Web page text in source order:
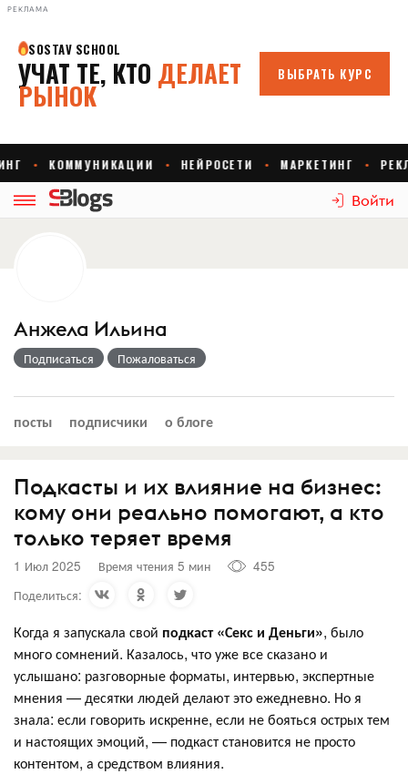
РЕКЛАМА
Войти
Анжела Ильина
Подписаться Пожаловаться
посты подписчики о блоге
Подкасты и их влияние на бизнес:
кому они реально помогают, а кто
только теряет время
1 Июл 2025 Время чтения 5 мин
455
Поделиться:
Когда я запускала свой подкаст «Секс и Деньги», было
много сомнений. Казалось, что уже все сказано и
услышано: разговорные форматы, интервью, экспертные
мнения — десятки людей делают это ежедневно. Но я
знала: если говорить искренне, если не бояться острых тем
и настоящих эмоций, — подкаст становится не просто
контентом, а средством влияния.